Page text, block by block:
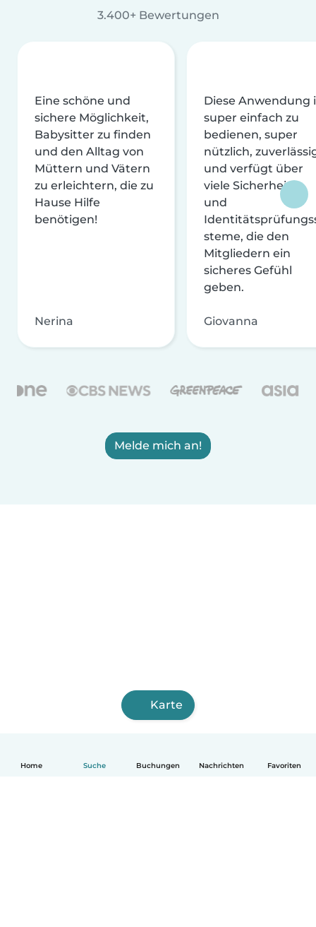
Home Suche Buchungen Nachrichten Favoriten
3.400+ Bewertungen
Eine schöne und
sichere Möglichkeit,
Babysitter zu finden
und den Alltag von
Müttern und Vätern
zu erleichtern, die zu
Hause Hilfe
benötigen!
Nerina
Diese Anwendung
super einfach zu
bedienen, super
nützlich,
und verfügt über
viele Sicherheits-
und
steme, die den
Mitgliedern ein
sicheres Gefühl
geben.
Giovanna
Melde mich an!
Karte